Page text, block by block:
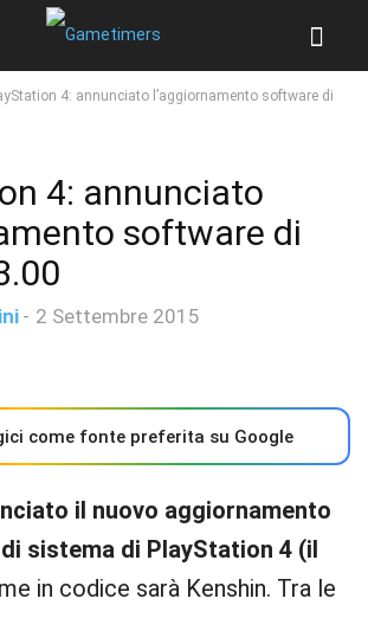
4: annunciato l’aggiornamento software di
4: annunciato
software di
- 2 Settembre 2015
come fonte preferita su Google
il nuovo aggiornamento
sistema di PlayStation 4 (il
in codice sarà Kenshin. Tra le